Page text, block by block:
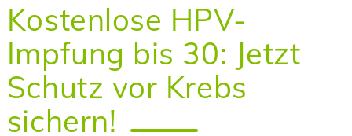
Kostenlose HPV-
Impfung bis 30: Jetzt
Schutz vor Krebs
sichern!